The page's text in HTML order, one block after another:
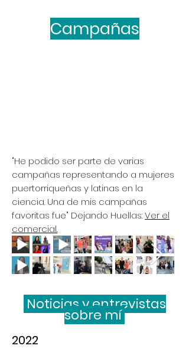
Campañas
"He podido ser parte de varias
campañas representando a mujeres
puertorriqueñas y latinas en la
ciencia. Una de mis campañas
favoritas fue" Dejando Huellas:Ver el
comercial.
Noticias y entrevistas
sobre mí
2022